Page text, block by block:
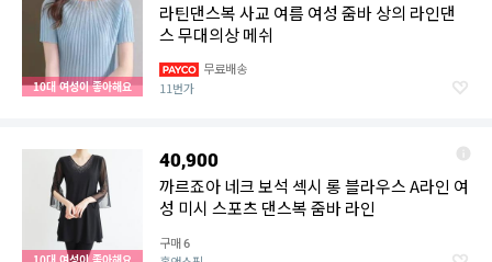
10대 여성이 좋아해요
라틴댄스복 사교 여름 여성 줌바 상의 라인댄
스 무대의상 메쉬
무료배송
11번가
40,900
까르죠아 네크 보석 섹시 롱 블라우스 A라인 여
성 미시 스포츠 댄스복 줌바 라인
구매6